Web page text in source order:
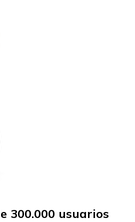
300.000 usuarios